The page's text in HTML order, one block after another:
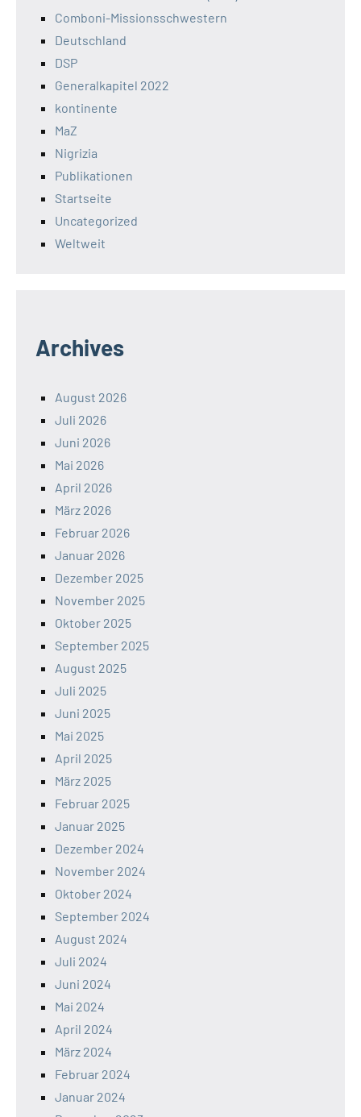
Comboni-Missionsschwestern
Deutschland
DSP
Generalkapitel 2022
kontinente
MaZ
Nigrizia
Publikationen
Startseite
Uncategorized
Weltweit
Archives
August 2026
Juli 2026
Juni 2026
Mai 2026
April 2026
März 2026
Februar 2026
Januar 2026
Dezember 2025
November 2025
Oktober 2025
September 2025
August 2025
Juli 2025
Juni 2025
Mai 2025
April 2025
März 2025
Februar 2025
Januar 2025
Dezember 2024
November 2024
Oktober 2024
September 2024
August 2024
Juli 2024
Juni 2024
Mai 2024
April 2024
März 2024
Februar 2024
Januar 2024